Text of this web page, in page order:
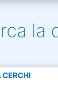
la
CERCHI